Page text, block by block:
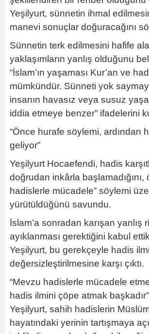
Yeşilyurt, sünnetin ihmal
manevi sonuçlar doğuracağını
Sünnetin terk edilmesini hafife
yaklaşımların yanlış olduğunu
“İslam’ın yaşaması Kur’an ve
mümkündür. Sünneti yok
insanın havasız veya susuz
iddia etmeye benzer” ifadelerini
“Önce hurafe söylemi, ardından
geliyor”
Yeşilyurt Hocaefendi, hadis
doğrudan inkârla başlamadığını,
hadislerle mücadele” söylemi
yürütüldüğünü savundu.
İslam’a sonradan karışan yanlış
ayıklanması gerektiğini kabul
Yeşilyurt, bu gerekçeyle hadis
değersizleştirilmesine karşı çıktı.
“Mevzu hadislerle mücadele
hadis ilmini çöpe atmak
Yeşilyurt, sahih hadislerin
hayatındaki yerinin tartışmaya